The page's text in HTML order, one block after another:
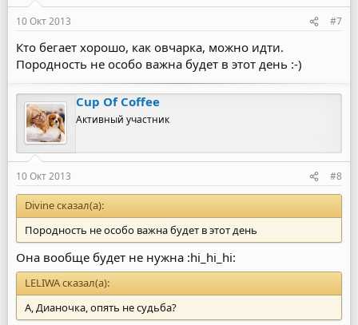
10 Окт 2013 #7
Кто бегает хорошо, как овчарка, можно идти.
Породность не особо важна будет в этот день :-)
Cup Of Coffee
Активный участник
10 Окт 2013 #8
Divine сказал(а):
Породность не особо важна будет в этот день
Она вообще будет не нужна :hi_hi_hi:
LELIWA сказал(а):
А, Дианочка, опять не судьба?